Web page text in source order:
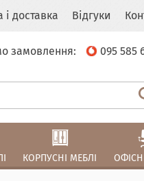
і доставка Відгуки
замовлення: 095 585
КОРПУСНІ МЕБЛІ